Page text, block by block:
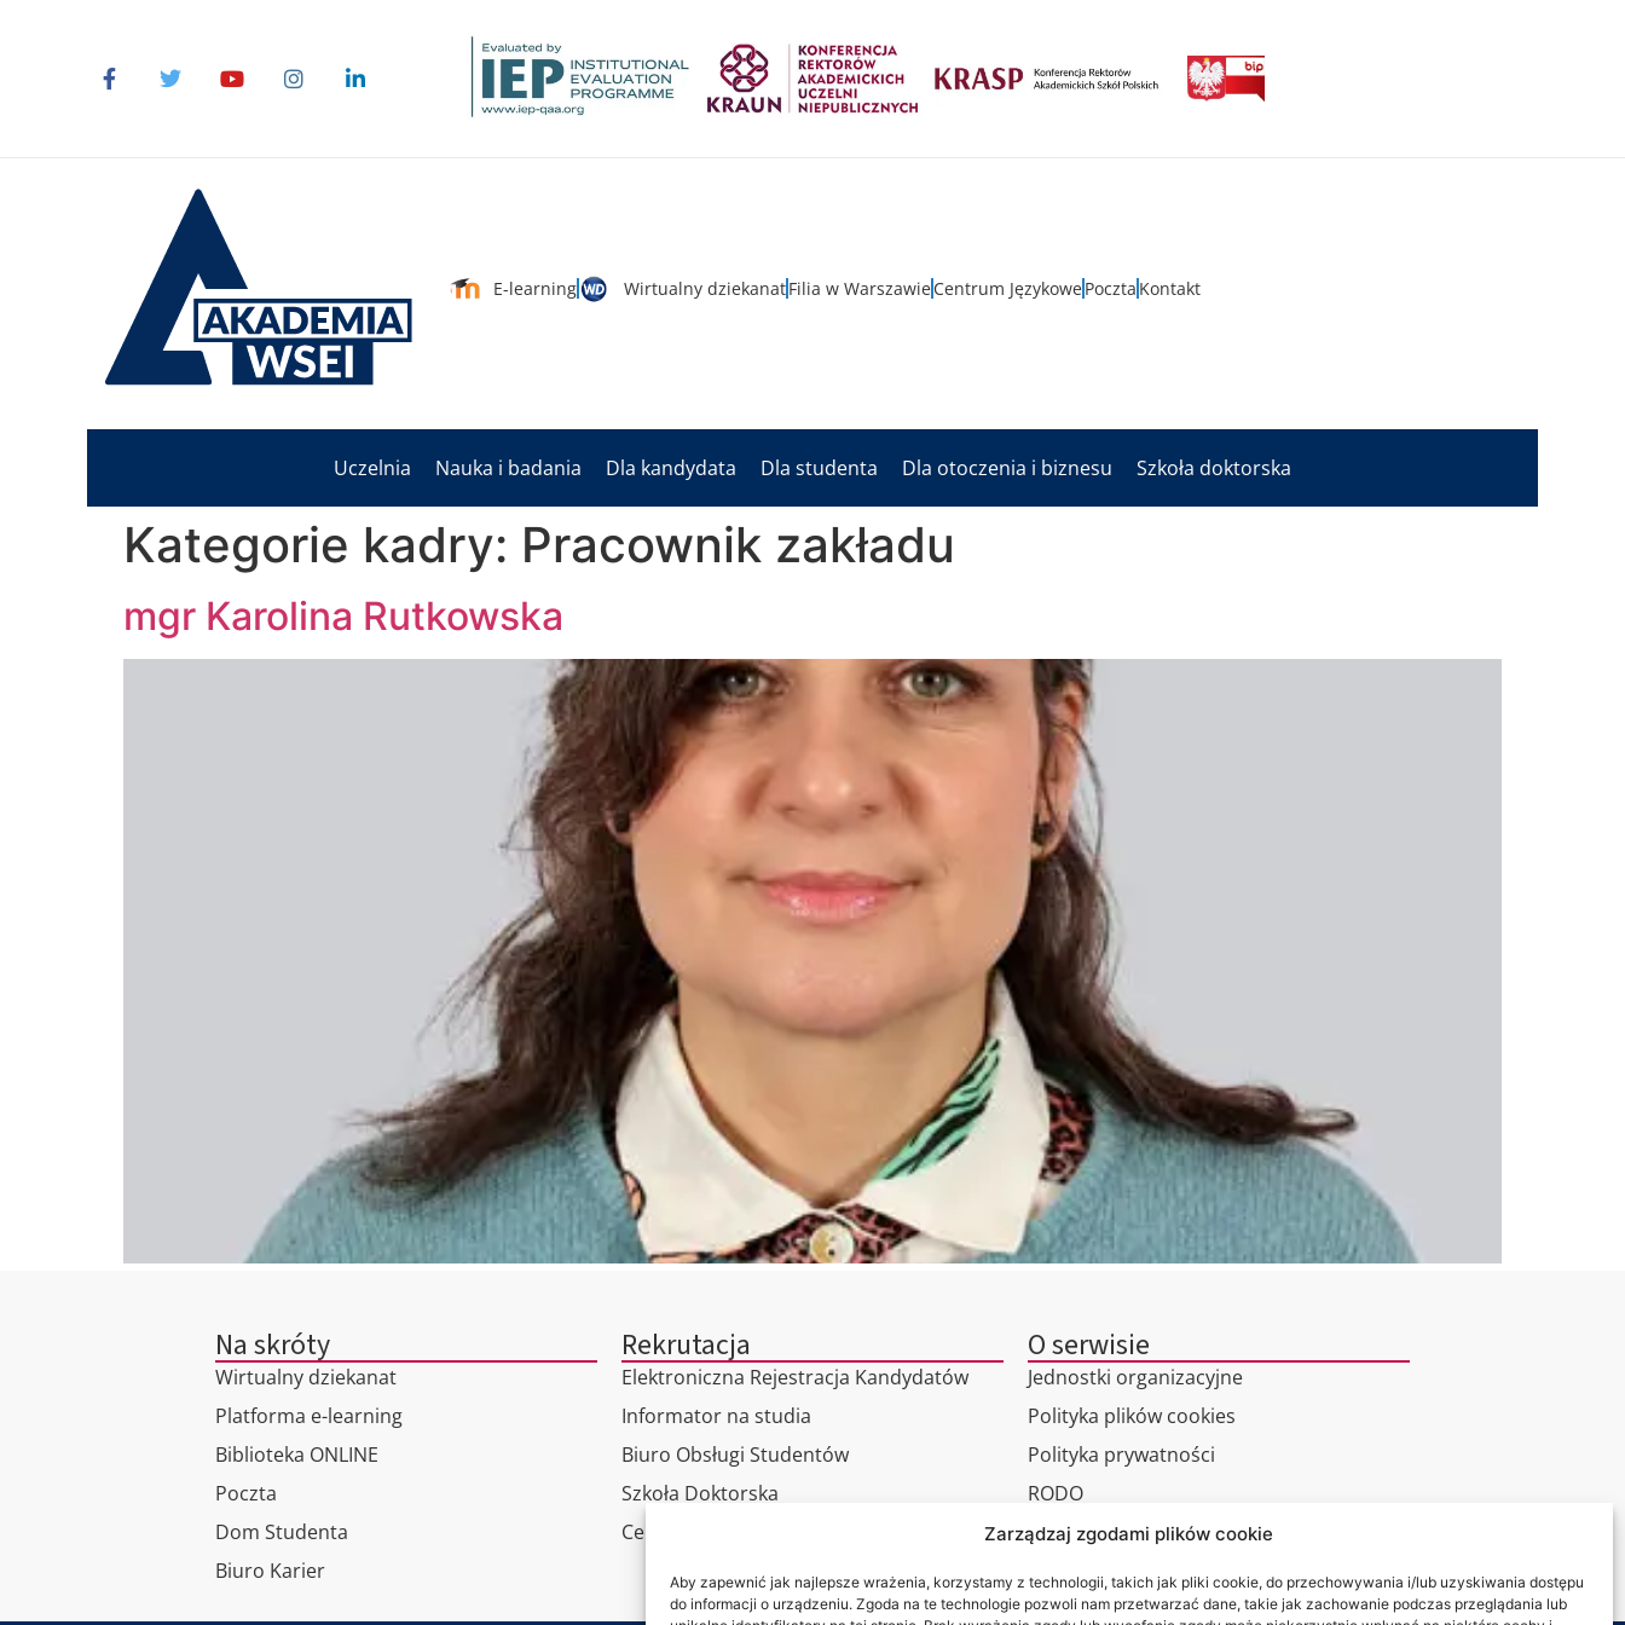
Zarządzaj zgodami plików cookie
Aby zapewnić jak najlepsze wrażenia, korzystamy z technologii, takich jak pliki cookie, do przechowywania i/lub uzyskiwania dostępu
do informacji o urządzeniu. Zgoda na te technologie pozwoli nam przetwarzać dane, takie jak zachowanie podczas przeglądania lub
E-learning Wirtualny dziekanatFilia w WarszawieCentrum JęzykowePoczta Kontakt
Uczelnia Nauka i badania Dla kandydata Dla studenta Dla otoczenia i biznesu Szkoła doktorska
Kategorie kadry: Pracownik zakładu
mgr Karolina Rutkowska
Na skróty
Wirtualny dziekanat
Platforma e-learning
Biblioteka ONLINE
Poczta
Dom Studenta
Biuro Karier
Rekrutacja
Elektroniczna Rejestracja Kandydatów
Informator na studia
Biuro Obsługi Studentów
Szkoła Doktorska
Centrum Studiów Podyplomowych
O serwisie
Jednostki organizacyjne
Polityka plików cookies
Polityka prywatności
RODO
Wirtualny spacer
Kontakt